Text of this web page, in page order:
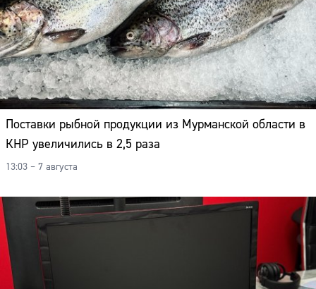
Поставки рыбной продукции из Мурманской области в
КНР увеличились в 2,5 раза
13:03 – 7 августа